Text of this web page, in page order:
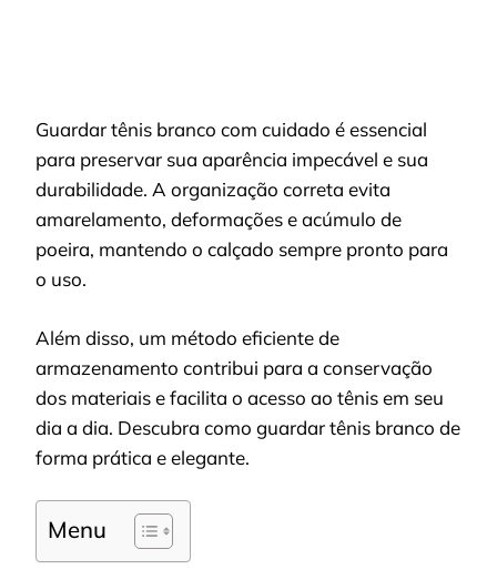
Guardar tênis branco com cuidado é essencial
para preservar sua aparência impecável e sua
durabilidade. A organização correta evita
amarelamento, deformações e acúmulo de
poeira, mantendo o calçado sempre pronto para
o uso.
Além disso, um método eficiente de
armazenamento contribui para a conservação
dos materiais e facilita o acesso ao tênis em seu
dia a dia. Descubra como guardar tênis branco de
forma prática e elegante.
Menu